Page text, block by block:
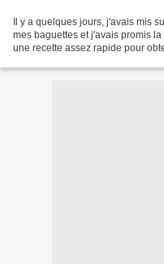
Il y a quelques jours, j'avais mis
mes baguettes et j'avais promis
une recette assez rapide pour